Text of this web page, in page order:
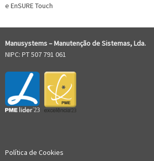
e EnSURE Touch
Manusystems –Manutenção de Sistemas, Lda.
NIPC: PT 507 791 061
Política de Cookies